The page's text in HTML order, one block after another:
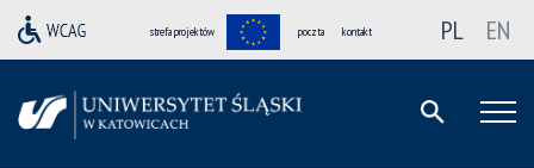
strefa projektów poczta kontakt PL EN